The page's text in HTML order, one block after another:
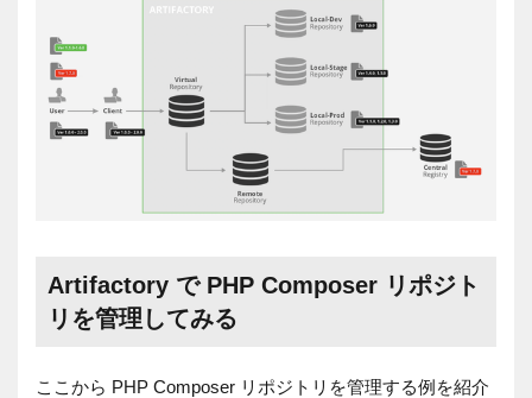
Artifactory でPHP Composer リポジト
リを管理してみる
ここから PHP Composer リポジトリを管理する例を紹介